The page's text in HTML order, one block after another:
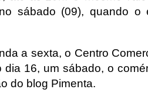
sábado (09), quando o
a sexta, o Centro
16, um sábado, o
do blog Pimenta.